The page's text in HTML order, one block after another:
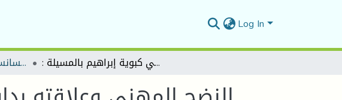
Log In
Graduate Reports - تقارير الليسانس : النضج المهني وعلاقته بدافعية التعلم لدى متربصي التكوين المهني , دراسة ميدانية في مركز التكوين المهني كبوية إبراهيم بالمسيلة